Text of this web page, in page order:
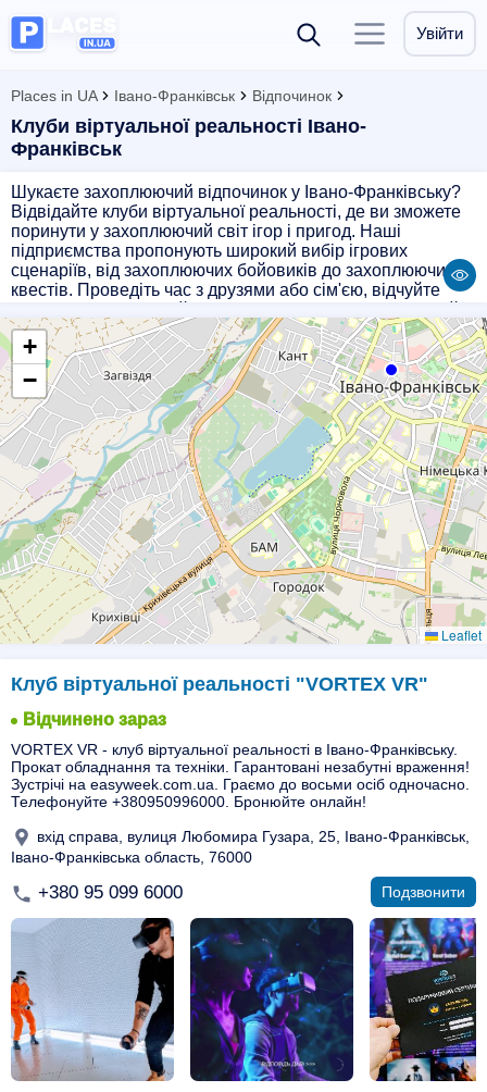
Увійти
Places in UA Івано-Франківськ Відпочинок
Клуби віртуальної реальності Івано-
Франківськ
Шукаєте захоплюючий відпочинок у Івано-Франківську?
Відвідайте клуби віртуальної реальності, де ви зможете
поринути у захоплюючий світ ігор і пригод. Наші
підприємства пропонують широкий вибір ігрових
сценаріїв, від захоплюючих бойовиків до захоплюючих
квестів. Проведіть час з друзями або сім'єю, відчуйте
свій відпочинок в клубах віртуальної реальності у Івано-
Франківську і насолоджуйтесь моментом!
+
−
Leaflet
Клуб віртуальної реальності "VORTEX VR"
Відчинено зараз
VORTEX VR - клуб віртуальної реальності в Івано-Франківську.
Прокат обладнання та техніки. Гарантовані незабутні враження!
Зустрічі на easyweek.com.ua. Граємо до восьми осіб одночасно.
Телефонуйте +380950996000. Бронюйте онлайн!
вхід справа, вулиця Любомира Гузара, 25, Івано-Франківськ,
Івано-Франківська область, 76000
+380 95 099 6000 Подзвонити